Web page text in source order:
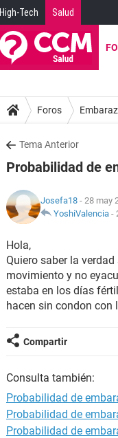
High-Tech Salud
Foros
Tema Anterior
Probabilidad de
Josefa18 - 28 may
YoshiValencia -
Hola,
Quiero saber la
movimiento y no
estaba en los días
hacen sin condon con
Compartir
Consulta también:
Probabilidad de
Probabilidad de
Probabilidad de